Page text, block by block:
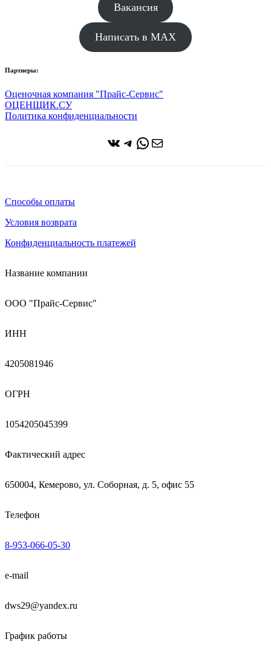
Вакансия
Написать в MAX
Партнеры:
Оценочная компания "Прайс-Сервис"
ОЦЕНЩИК.СУ
Политика конфиденциальности
ВКонтакте
Telegram
WhatsApp
Почта
Способы оплаты
Условия возврата
Конфиденциальность платежей
Название компании
ООО "Прайс-Сервис"
ИНН
4205081946
ОГРН
1054205045399
Фактический адрес
650004, Кемерово, ул. Соборная, д. 5, офис 55
Телефон
8-953-066-05-30
e-mail
dws29@yandex.ru
График работы